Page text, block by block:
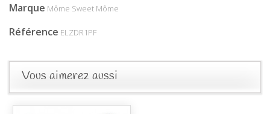
Marque Môme Sweet Môme
Référence ELZDR1PF
Vous aimerez aussi